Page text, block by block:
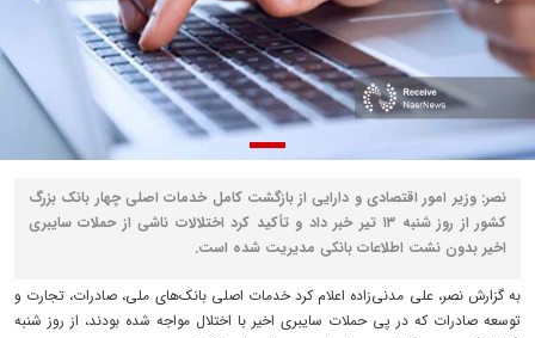
نصر: وزیر امور اقتصادی و دارایی از بازگشت کامل خدمات اصلی چهار بانک بزرگ
کشور از روز شنبه ۱۳ تیر خبر داد و تأکید کرد اختلالات ناشی از حملات سایبری
اخیر بدون نشت اطلاعات بانکی مدیریت شده است.
به گزارش نصر، علی مدنی‌زاده اعلام کرد خدمات اصلی بانک‌های ملی، صادرات، تجارت و
توسعه صادرات که در پی حملات سایبری اخیر با اختلال مواجه شده بودند، از روز شنبه